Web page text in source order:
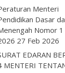
Menteri
Dasar
Nomor 1
27 Feb 2026
EDARAN
MENTERI